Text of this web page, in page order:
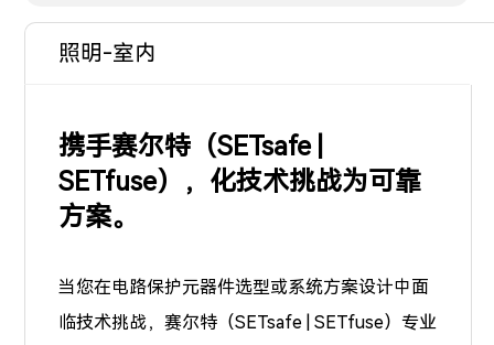
照明-室内
携手赛尔特（SETsafe |
SETfuse），化技术挑战为可靠
方案。
当您在电路保护元器件选型或系统方案设计中面
临技术挑战，赛尔特（SETsafe | SETfuse）专业